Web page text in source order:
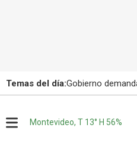
Temas del día:Gobierno
Montevideo, T 13° H 56%